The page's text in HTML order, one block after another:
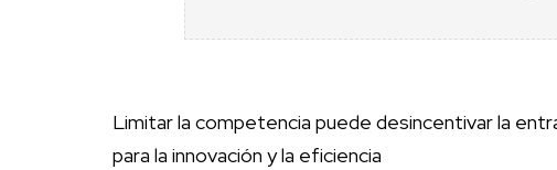
Limitar la competencia puede desincentivar la
para la innovación y la eficiencia